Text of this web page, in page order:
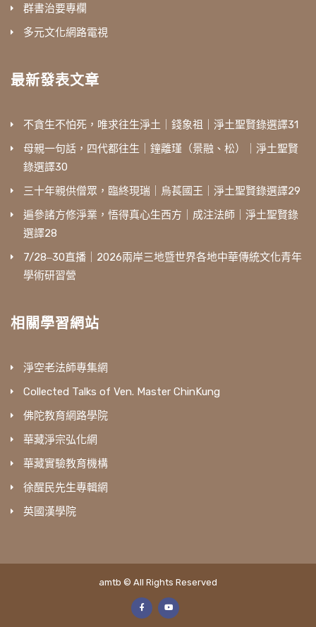
群書治要專欄
多元文化網路電視
最新發表文章
不貪生不怕死，唯求往生淨土｜錢象祖｜淨土聖賢錄選譯31
母親一句話，四代都往生｜鐘離瑾（景融、松）｜淨土聖賢
錄選譯30
三十年親供僧眾，臨終現瑞｜烏萇國王｜淨土聖賢錄選譯29
遍參諸方修淨業，悟得真心生西方｜成注法師｜淨土聖賢錄
選譯28
7/28‒30直播｜2026兩岸三地暨世界各地中華傳統文化青年
學術研習營
相關學習網站
淨空老法師專集網
Collected Talks of Ven. Master ChinKung
佛陀教育網路學院
華藏淨宗弘化網
華藏實驗教育機構
徐醒民先生專輯網
英國漢學院
amtb © All Rights Reserved